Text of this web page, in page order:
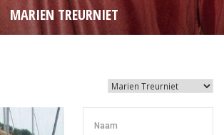
MARIEN TREURNIET
Naam